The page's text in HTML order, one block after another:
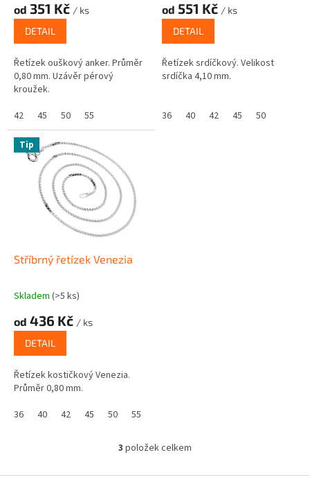
od 351 Kč / ks
DETAIL
Řetízek ouškový anker. Průměr
0,80 mm. Uzávěr pérový
kroužek.
42
45 50 55
od 551 Kč / ks
DETAIL
Řetízek srdíčkový. Velikost
srdíčka 4,10 mm.
36 40 42 45 50
Tip
Stříbrný řetízek Venezia
Skladem (>5 ks)
od 436 Kč / ks
DETAIL
Řetízek kostičkový Venezia.
Průměr 0,80 mm.
36
40 42 45 50 55
O
l
3 položek celkem